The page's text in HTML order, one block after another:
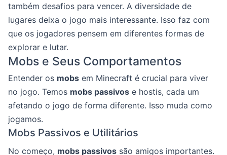
também desafios para vencer. A diversidade de
lugares deixa o jogo mais interessante. Isso faz com
que os jogadores pensem em diferentes formas de
explorar e lutar.
Mobs e Seus Comportamentos
Entender os mobs em Minecraft é crucial para viver
no jogo. Temos mobs passivos e hostis, cada um
afetando o jogo de forma diferente. Isso muda como
jogamos.
Mobs Passivos e Utilitários
No começo, mobs passivos são amigos importantes.